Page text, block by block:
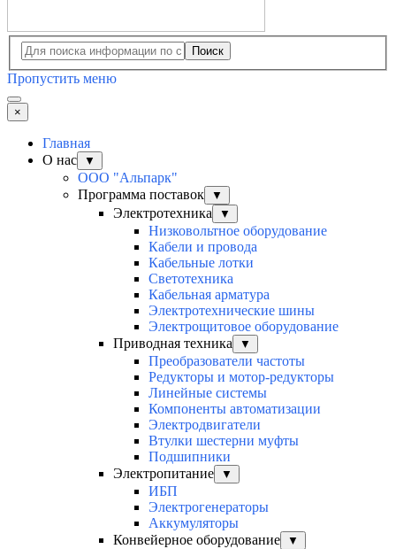
Поиск
Пропустить меню
×
Главная
О нас
▼
ООО "Альпарк"
Программа поставок
▼
Электротехника ▼
Низковольтное оборудование
Кабели и провода
Кабельные лотки
Светотехника
Кабельная арматура
Электротехнические шины
Электрощитовое оборудование
Приводная техника
▼
Преобразователи частоты
Редукторы и мотор-редукторы
Линейные системы
Компоненты автоматизации
Электродвигатели
Втулки шестерни муфты
Подшипники
Электропитание
▼
ИБП
Электрогенераторы
Аккумуляторы
Конвейерное оборудование
▼